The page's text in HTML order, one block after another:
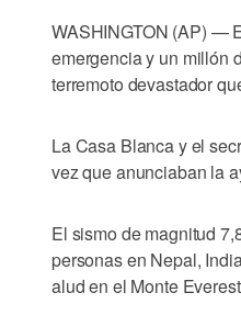
WASHINGTON (AP) —
emergencia y un millón
terremoto devastador
La Casa Blanca y el
vez que anunciaban la
El sismo de magnitud
personas en Nepal,
alud en el Monte